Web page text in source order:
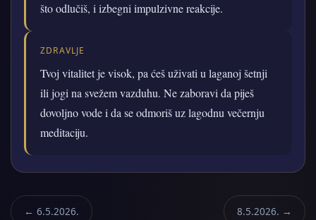
što odlučiš, i izbegni impulzivne reakcije.
ZDRAVLJE
Tvoj vitalitet je visok, pa ćeš uživati u laganoj šetnji
ili jogi na svežem vazduhu. Ne zaboravi da piješ
dovoljno vode i da se odmoriš uz lagodnu večernju
meditaciju.
← 6.5.2026. 8.5.2026. →